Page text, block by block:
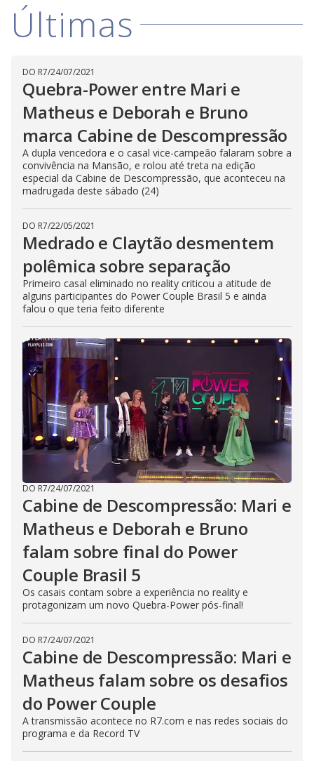
V
i
d
e
o
Últimas
DO R7/24/07/2021
Quebra-Power entre Mari e
Matheus e Deborah e Bruno
marca Cabine de Descompressão
A dupla vencedora e o casal vice-campeão falaram sobre a
convivência na Mansão, e rolou até treta na edição
especial da Cabine de Descompressão, que aconteceu na
madrugada deste sábado (24)
DO R7/22/05/2021
Medrado e Claytão desmentem
polêmica sobre separação
Primeiro casal eliminado no reality criticou a atitude de
alguns participantes do Power Couple Brasil 5 e ainda
falou o que teria feito diferente
DO R7/24/07/2021
Cabine de Descompressão: Mari e
Matheus e Deborah e Bruno
falam sobre final do Power
Couple Brasil 5
Os casais contam sobre a experiência no reality e
protagonizam um novo Quebra-Power pós-final!
DO R7/24/07/2021
Cabine de Descompressão: Mari e
Matheus falam sobre os desafios
do Power Couple
A transmissão acontece no R7.com e nas redes sociais do
programa e da Record TV